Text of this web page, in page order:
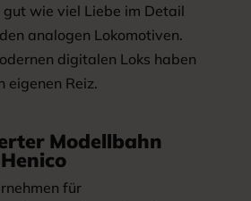
gut wie viel Liebe im Detail
analogen Lokomotiven.
digitalen Loks haben
eigenen Reiz.
Modellbahn
für